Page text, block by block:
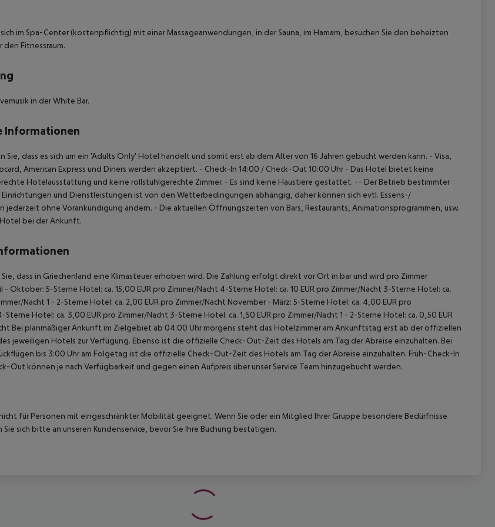
im Spa-Center (kostenpflichtig) mit einer Massageanwendungen, in der Sauna, im Hamam, besuchen Sie den beheizten
Fitnessraum.
in der White Bar.
Informationen
Sie, dass es sich um ein 'Adults Only' Hotel handelt und somit erst ab dem Alter von 16 Jahren gebucht werden kann. - Visa,
American Express und Diners werden akzeptiert. - Check-In 14:00 / Check-Out 10:00 Uhr - Das Hotel bietet keine
Hotelausstattung und keine rollstuhlgerechte Zimmer. - Es sind keine Haustiere gestattet. -- Der Betrieb bestimmter
Einrichtungen und Dienstleistungen ist von den Wetterbedingungen abhängig, daher können sich evtl. Essens-/
jederzeit ohne Vorankündigung ändern. - Die aktuellen Öffnungszeiten von Bars, Restaurants, Animationsprogrammen, usw.
bei der Ankunft.
dass in Griechenland eine Klimasteuer erhoben wird. Die Zahlung erfolgt direkt vor Ort in bar und wird pro Zimmer
- Oktober: 5-Sterne Hotel: ca. 15,00 EUR pro Zimmer/Nacht 4-Sterne Hotel: ca. 10 EUR pro Zimmer/Nacht 3-Sterne Hotel: ca.
Nacht 1 - 2-Sterne Hotel: ca. 2,00 EUR pro Zimmer/Nacht November - März: 5-Sterne Hotel: ca. 4,00 EUR pro
Sterne Hotel: ca. 3,00 EUR pro Zimmer/Nacht 3-Sterne Hotel: ca. 1,50 EUR pro Zimmer/Nacht 1 - 2-Sterne Hotel: ca. 0,50 EUR
Bei planmäßiger Ankunft im Zielgebiet ab 04:00 Uhr morgens steht das Hotelzimmer am Ankunftstag erst ab der offiziellen
jeweiligen Hotels zur Verfügung. Ebenso ist die offizielle Check-Out-Zeit des Hotels am Tag der Abreise einzuhalten. Bei
bis 3:00 Uhr am Folgetag ist die offizielle Check-Out-Zeit des Hotels am Tag der Abreise einzuhalten. Früh-Check-In
Out können je nach Verfügbarkeit und gegen einen Aufpreis über unser Service Team hinzugebucht werden.
für Personen mit eingeschränkter Mobilität geeignet. Wenn Sie oder ein Mitglied Ihrer Gruppe besondere Bedürfnisse
sich bitte an unseren Kundenservice, bevor Sie Ihre Buchung bestätigen.